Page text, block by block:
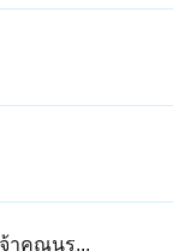
าคุณนร...